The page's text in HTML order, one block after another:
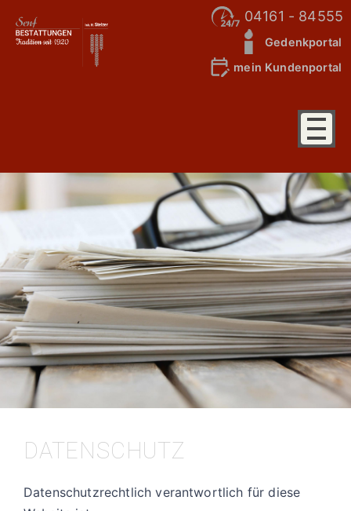
04161 - 84555
Gedenkportal
mein Kundenportal
DATENSCHUTZ
Datenschutzrechtlich verantwortlich für diese